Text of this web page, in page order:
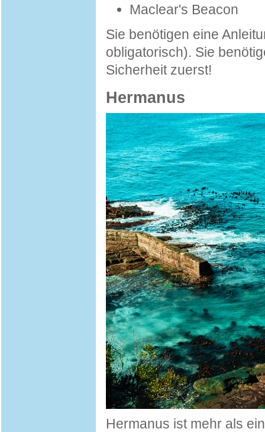
Maclear's Beacon
Sie benötigen eine
obligatorisch). Sie
Sicherheit zuerst!
Hermanus
Hermanus ist mehr als